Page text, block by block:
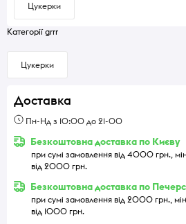
Цукерки
Категорії grrr
Цукерки
Доставка
Пн-Нд з 10:00 до 21-00
Безкоштовна доставка по Києву
при сумі замовлення від 4000 грн.,
від 2000 грн.
Безкоштовна доставка по
при сумі замовлення від 2000 грн.,
від 1000 грн.